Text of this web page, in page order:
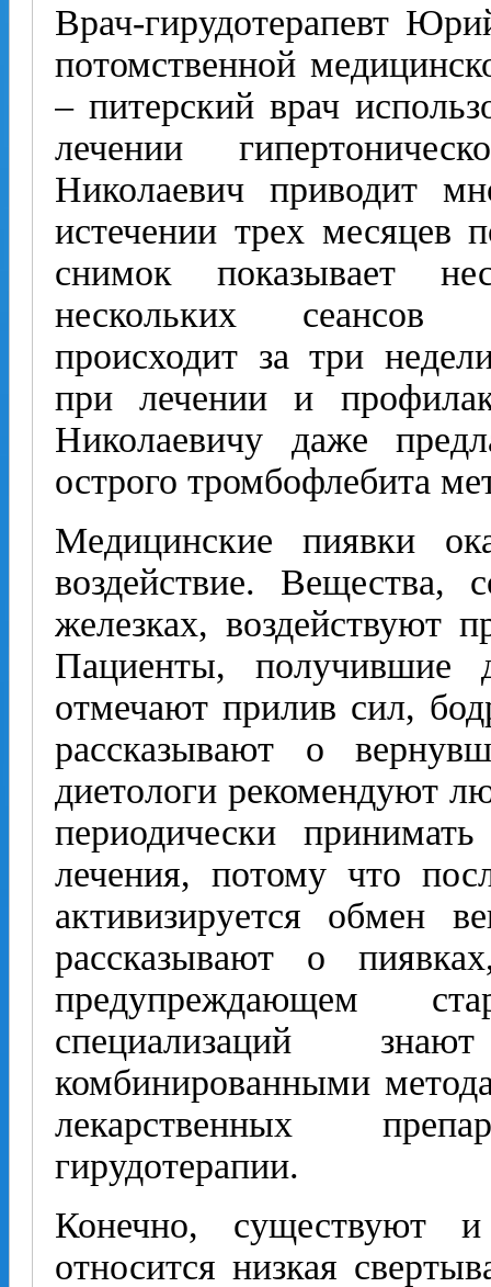
Врач-гирудотерапевт
потомственной
– питерский врач
лечении
Николаевич приводит
истечении трех месяцев
снимок показывает
нескольких сеансов
происходит за три
при лечении и
Николаевичу даже
острого тромбофлебита
Медицинские пиявки
воздействие.
железках, воздействуют
Пациенты, получившие
отмечают прилив сил,
рассказывают о
диетологи рекомендуют
периодически принимать
лечения, потому что
активизируется обмен
рассказывают о
предупреждающем
специализаций
комбинированными
лекарственных
гирудотерапии.
Конечно, существуют
относится низкая